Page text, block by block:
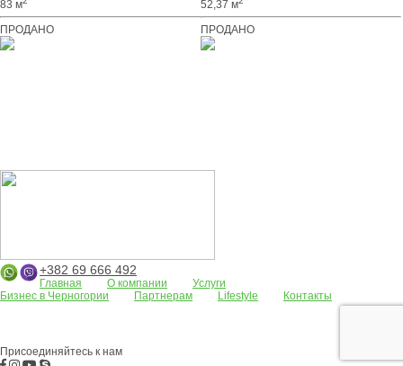
83 м
ПРОДАНО
52,37 м
ПРОДАНО
+382 69 666 492
Главная О компании
Услуги
Бизнес в Черногории
Партнерам Lifestyle Контакты
Жилые
Присоединяйтесь к нам